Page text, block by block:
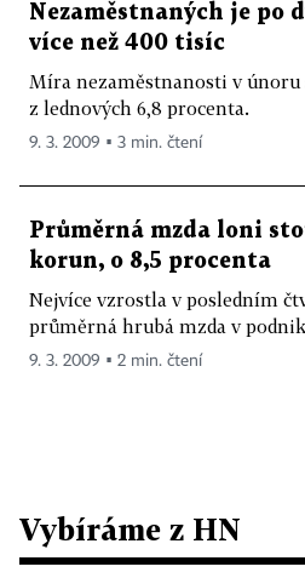
Nezaměstnaných je po
více než 400 tisíc
Míra nezaměstnanosti v únoru
z lednových 6,8 procenta.
9. 3. 2009 ▪ 3 min. čtení
Průměrná mzda loni
korun, o 8,5 procenta
Nejvíce vzrostla v posledním
průměrná hrubá mzda v
9. 3. 2009 ▪ 2 min. čtení
Vybíráme z HN